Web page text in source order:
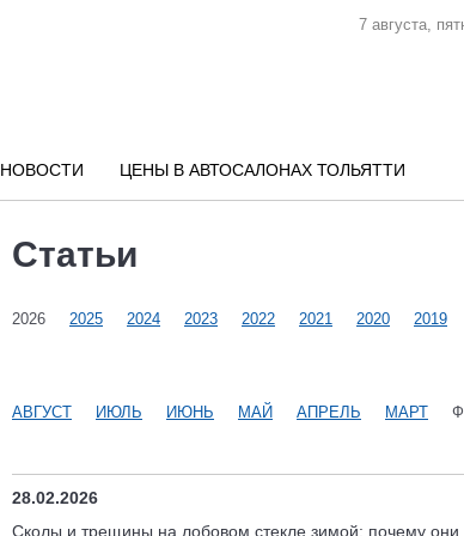
7 августа,
НОВОСТИ ЦЕНЫ В АВТОСАЛОНАХ ТОЛЬЯТТИ
Статьи
2026 2025 2024 2023 2022 2021 2020 2019
АВГУСТ ИЮЛЬ ИЮНЬ МАЙ АПРЕЛЬ МАРТ
28.02.2026
Сколы и трещины на лобовом стекле зимой: почему они